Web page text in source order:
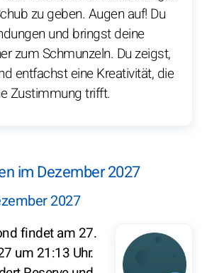
zu geben. Augen auf! Du
und bringst deine
zum Schmunzeln. Du zeigst,
entfachst eine Kreativität, die
Zustimmung trifft.
im Dezember 2027
2027
findet am 27.
um 21:13 Uhr.